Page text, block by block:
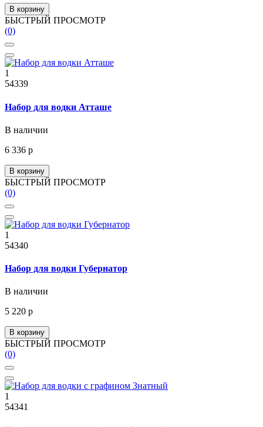
В корзину
БЫСТРЫЙ ПРОСМОТР
(0)
1
54339
Набор для водки Атташе
В наличии
6 336 р
В корзину
БЫСТРЫЙ ПРОСМОТР
(0)
1
54340
Набор для водки Губернатор
В наличии
5 220 р
В корзину
БЫСТРЫЙ ПРОСМОТР
(0)
1
54341